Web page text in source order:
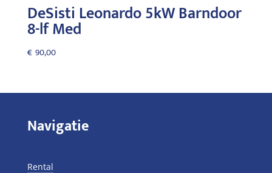
DeSisti Leonardo 5kW Barndoor
8-lf Med
€ 90,00
Navigatie
Rental